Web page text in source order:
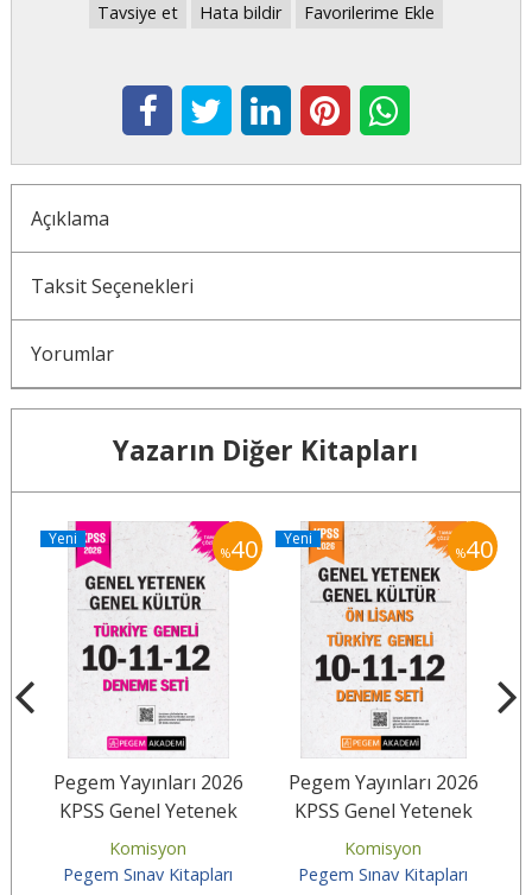
Tavsiye et Hata bildir Favorilerime Ekle
Açıklama
Taksit Seçenekleri
Yorumlar
Yazarın Diğer Kitapları
%40
Yeni
Pegem Yayınları 2026
KPSS Genel Yetenek
Genel Kültür Tamamı
Çözümlü...
Komisyon
Pegem Sınav Kitapları
%40
Yeni
Pegem Yayınları 2026
KPSS Genel Yetenek
Genel Kültür Ön Lisans
Tamamı...
Komisyon
Pegem Sınav Kitapları